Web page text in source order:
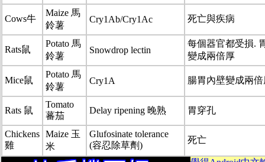
Cows牛
Maize 馬
鈴薯
Cry1Ab/Cry1Ac 死亡與疾病
Rats鼠
Potato 馬
鈴薯
Snowdrop lectin
每個器官都受損.
變成兩倍厚
Mice鼠
Potato 馬
鈴薯
Cry1A 腸胃內壁變成兩倍
Rats 鼠
Tomato
蕃茄
Delay ripening 晚熟 胃穿孔
Chickens
雞
Maize 玉
米
Glufosinate tolerance
(容忍除草劑)
死亡